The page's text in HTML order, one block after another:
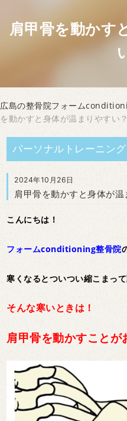
肩甲骨を動かす
広島の整骨院フォーム
を動かすと身体が温まりやすい？
パーソナルトレーニン
2024年10月26日
肩甲骨を動かすと身体が温
こんにちは！
フォームconditioning整骨院
寒くなるとついつい縮こまっ
そんな寒いときは！
肩甲骨を動かすことが